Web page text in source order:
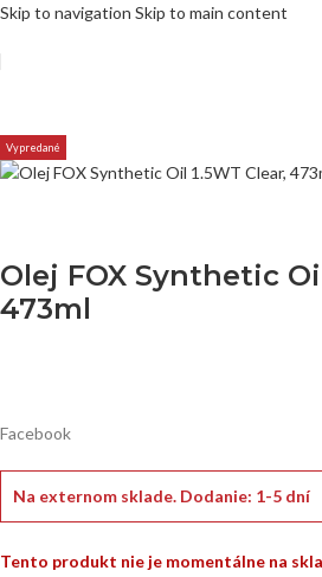
Skip to navigation Skip to main content
Vypredané
Olej FOX Synthetic
473ml
Facebook
Na externom sklade. Dodanie: 1-5 dní
Tento produkt nie je momentálne na